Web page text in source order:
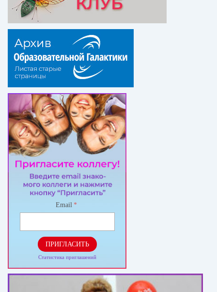
Email *
ПРИГЛАСИТЬ
Статистика приглашений